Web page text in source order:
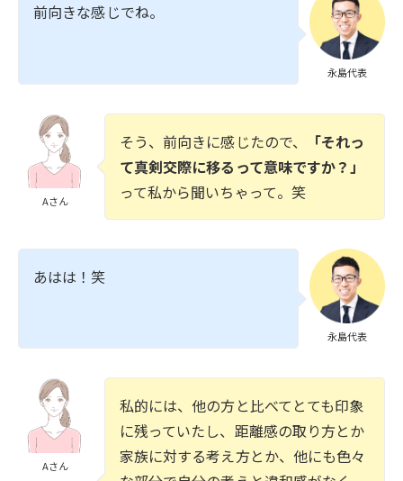
永島代表
前向きな感じでね。
Aさん
そう、前向きに感じたので、
「それっ
て真剣交際に移るって意味ですか？」
って私から聞いちゃって。笑
永島代表
あはは！笑
Aさん
私的には、他の方と比べてとても印象
に残っていたし、距離感の取り方とか
家族に対する考え方とか、他にも色々